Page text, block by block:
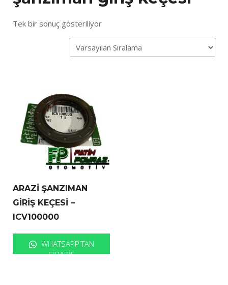
Tek bir sonuç gösteriliyor
ARAZİ ŞANZIMAN
GİRİŞ KEÇESİ –
ICV100000
WHATSAPP'TAN
SIPARIŞ